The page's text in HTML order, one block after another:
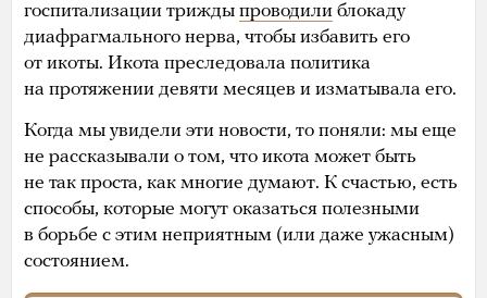
госпитализации трижды проводили блокаду
диафрагмального нерва, чтобы избавить его
от икоты. Икота преследовала политика
на протяжении девяти месяцев и изматывала его.
Когда мы увидели эти новости, то поняли: мы еще
не рассказывали о том, что икота может быть
не так проста, как многие думают. К счастью, есть
способы, которые могут оказаться полезными
в борьбе с этим неприятным (или даже ужасным)
состоянием.